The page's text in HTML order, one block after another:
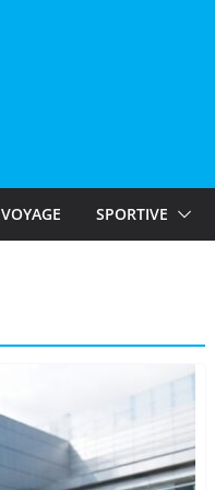
VOYAGE SPORTIVE